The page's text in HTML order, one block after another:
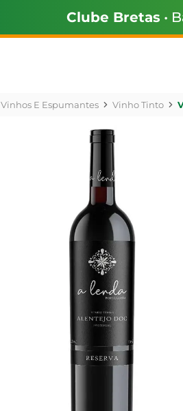
Clube Bretas •
Vinhos E Espumantes Vinho Tinto